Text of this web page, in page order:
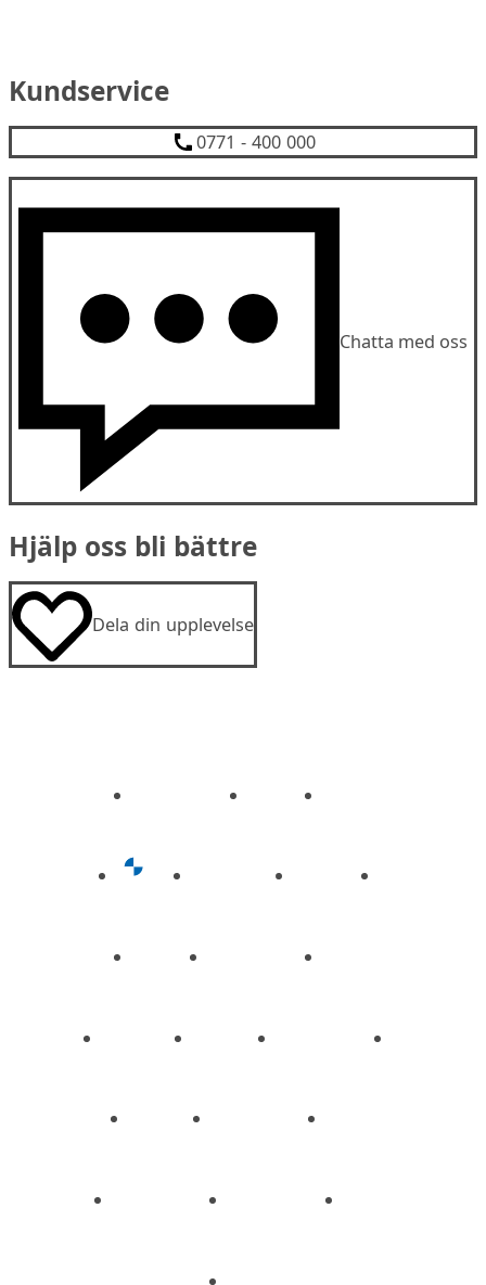
Kundservice
0771 - 400 000
Chatta med oss
Hjälp oss bli bättre
Dela din upplevelse